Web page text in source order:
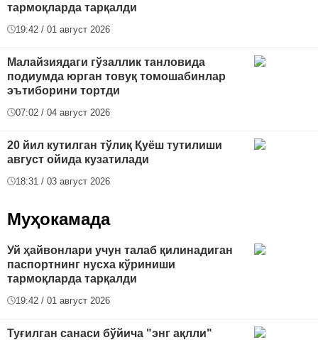
тармоқларда тарқалди
19:42 / 01 август 2026
Малайзиядаги гўзаллик танловида
подиумда юрган товуқ томошабинлар
эътиборини тортди
07:02 / 04 август 2026
20 йил кутилган тўлиқ Қуёш тутилиши
август ойида кузатилади
18:31 / 03 август 2026
Муҳокамада
Уй ҳайвонлари учун талаб қилинадиган
паспортнинг нусха кўриниши
тармоқларда тарқалди
19:42 / 01 август 2026
Туғилган санаси бўйича "энг ақлли"